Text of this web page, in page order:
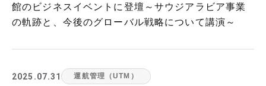
館のビジネスイベントに登壇～サウジアラビア事業
の軌跡と、今後のグローバル戦略について講演～
2025.07.31 運航管理（UTM）